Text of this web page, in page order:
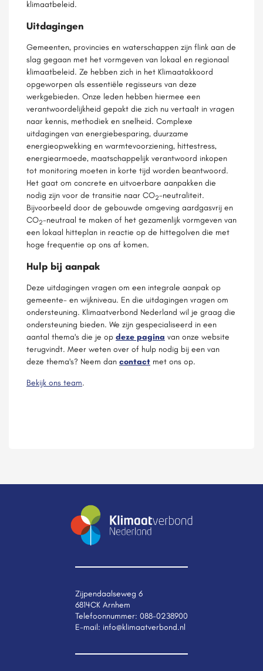
klimaatbeleid.
Uitdagingen
Gemeenten, provincies en waterschappen zijn flink aan de
slag gegaan met het vormgeven van lokaal en regionaal
klimaatbeleid. Ze hebben zich in het Klimaatakkoord
opgeworpen als essentiële regisseurs van deze
werkgebieden. Onze leden hebben hiermee een
verantwoordelijkheid gepakt die zich nu vertaalt in vragen
naar kennis, methodiek en snelheid. Complexe
uitdagingen van energiebesparing, duurzame
energieopwekking en warmtevoorziening, hittestress,
energiearmoede, maatschappelijk verantwoord inkopen
tot monitoring moeten in korte tijd worden beantwoord.
Het gaat om concrete en uitvoerbare aanpakken die
nodig zijn voor de transitie naar CO2-neutraliteit.
Bijvoorbeeld door de gebouwde omgeving aardgasvrij en
CO2-neutraal te maken of het gezamenlijk vormgeven van
een lokaal hitteplan in reactie op de hittegolven die met
hoge frequentie op ons af komen.
Hulp bij aanpak
Deze uitdagingen vragen om een integrale aanpak op
gemeente- en wijkniveau. En die uitdagingen vragen om
ondersteuning. Klimaatverbond Nederland wil je graag die
ondersteuning bieden. We zijn gespecialiseerd in een
aantal thema's die je op deze pagina van onze website
terugvindt. Meer weten over of hulp nodig bij een van
deze thema's? Neem dan contact met ons op.
Bekijk ons team.
Zijpendaalseweg 6
6814CK Arnhem
Telefoonnummer: 088-0238900
E-mail: info@klimaatverbond.nl